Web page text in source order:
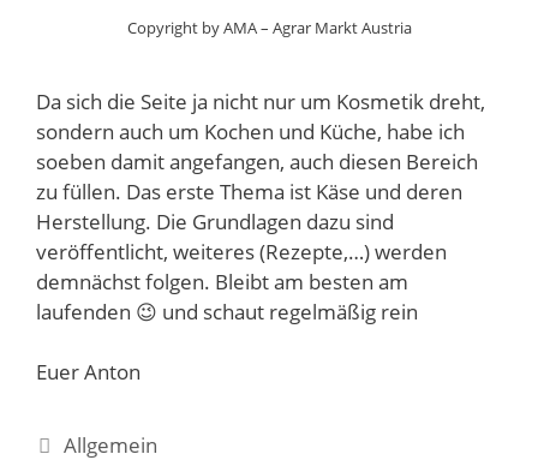
Copyright by AMA – Agrar Markt Austria
Da sich die Seite ja nicht nur um Kosmetik dreht,
sondern auch um Kochen und Küche, habe ich
soeben damit angefangen, auch diesen Bereich
zu füllen. Das erste Thema ist Käse und deren
Herstellung. Die Grundlagen dazu sind
veröffentlicht, weiteres (Rezepte,…) werden
demnächst folgen. Bleibt am besten am
laufenden 😉 und schaut regelmäßig rein
Euer Anton
Categories
Allgemein